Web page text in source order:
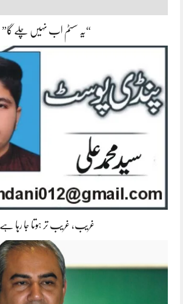
“یہ سسٹم اب نہیں چلے گا”
غریب، غریب تر ہوتا جا رہا ہے